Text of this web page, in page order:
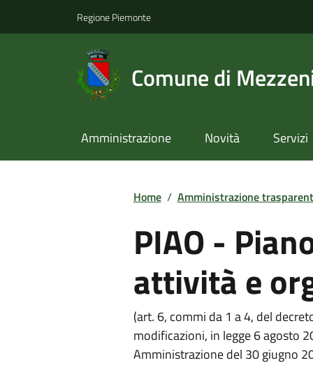
Regione Piemonte
Comune di
Amministrazione Novità Servizi
Home / Amministrazione
PIAO -
attività e
(art. 6, commi da 1 a 4, del
modificazioni, in legge 6 agosto
Amministrazione del 30 giugno